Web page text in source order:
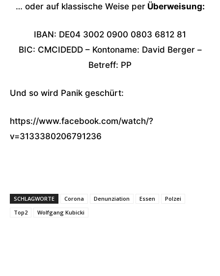
… oder auf klassische Weise perÜberweisung:
IBAN: DE04 3002 0900 0803 6812 81
BIC: CMCIDEDD – Kontoname: David Berger –
Betreff: PP
Und so wird Panik geschürt:
https://www.facebook.com/watch/?
v=3133380206791236
SCHLAGWORTE Corona Denunziation Essen
Polzei
Top2
Wolfgang Kubicki